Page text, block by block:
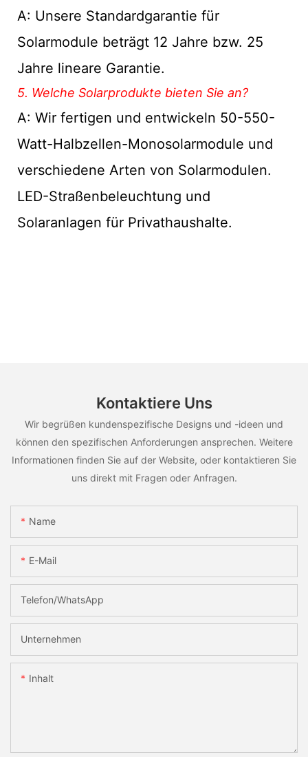
A: Unsere Standardgarantie für
Solarmodule beträgt 12 Jahre bzw. 25
Jahre lineare Garantie.
5. Welche Solarprodukte bieten Sie an?
A: Wir fertigen und entwickeln 50-550-
Watt-Halbzellen-Monosolarmodule und
verschiedene Arten von Solarmodulen.
LED-Straßenbeleuchtung und
Solaranlagen für Privathaushalte.
Kontaktiere Uns
Wir begrüßen kundenspezifische Designs und -ideen und
können den spezifischen Anforderungen ansprechen. Weitere
Informationen finden Sie auf der Website, oder kontaktieren Sie
uns direkt mit Fragen oder Anfragen.
Name
E-Mail
Telefon/WhatsApp
Unternehmen
Inhalt